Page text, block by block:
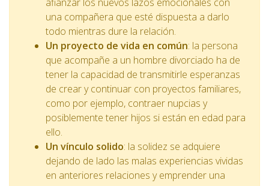
una compañera que esté dispuesta a darlo
todo mientras dure la relación.
Un proyecto de vida en común: la persona
que acompañe a un hombre divorciado ha de
tener la capacidad de transmitirle esperanzas
de crear y continuar con proyectos familiares,
como por ejemplo, contraer nupcias y
posiblemente tener hijos si están en edad para
ello.
Un vínculo solido: la solidez se adquiere
dejando de lado las malas experiencias vividas
en anteriores relaciones y emprender una